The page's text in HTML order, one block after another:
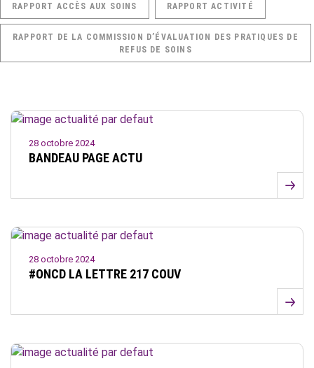
RAPPORT ACCÈS AUX SOINS RAPPORT ACTIVITÉ
RAPPORT DE LA COMMISSION D’ÉVALUATION DES PRATIQUES DE
REFUS DE SOINS
28 octobre 2024
BANDEAU PAGE ACTU
28 octobre 2024
#ONCD LA LETTRE 217 COUV